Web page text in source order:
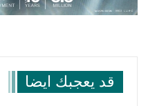
قد يعجبك ايضا